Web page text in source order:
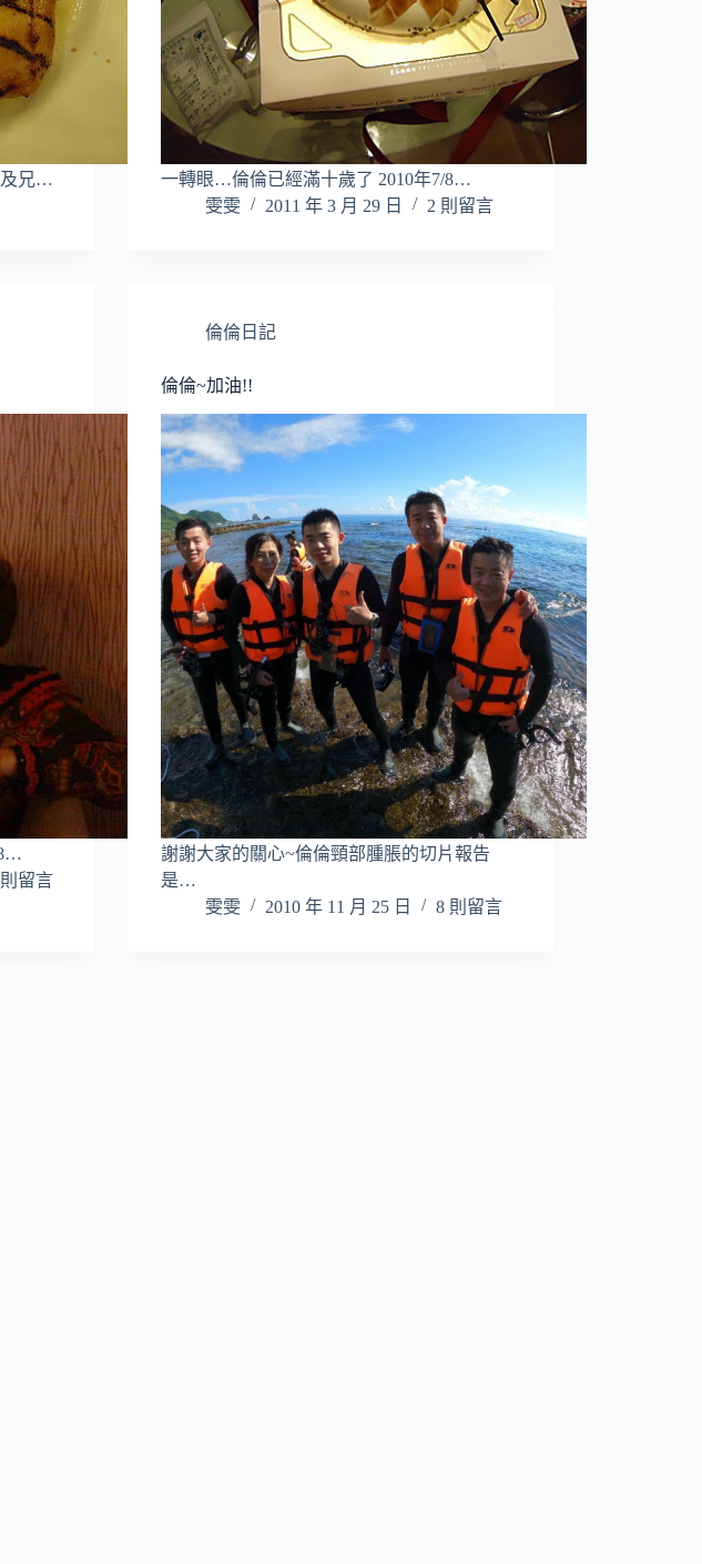
及兄…
一轉眼…倫倫已經滿十歲了 2010年7/8…
雯雯
2011 年 3 月 29 日 2 則留言
留言
倫倫日記
倫倫~加油!!
謝謝大家的關心~倫倫頸部腫脹的切片報告
是…
雯雯
2010 年 11 月 25 日 8 則留言